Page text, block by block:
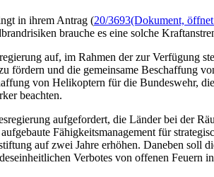
in ihrem Antrag (20/3693(Dokument, öffnet
brauche es eine solche
auf, im Rahmen der zur Verfügung
fördern und die gemeinsame Beschaffung
von Helikoptern für die Bundeswehr,
beachten.
aufgefordert, die Länder bei der
Fähigkeitsmanagement für
auf zwei Jahre erhöhen. Daneben soll
Verbotes von offenen Feuern